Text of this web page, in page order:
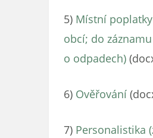
5) Místní
obcí; do
o odpadech)
6) Ověřování
7) Personalistika